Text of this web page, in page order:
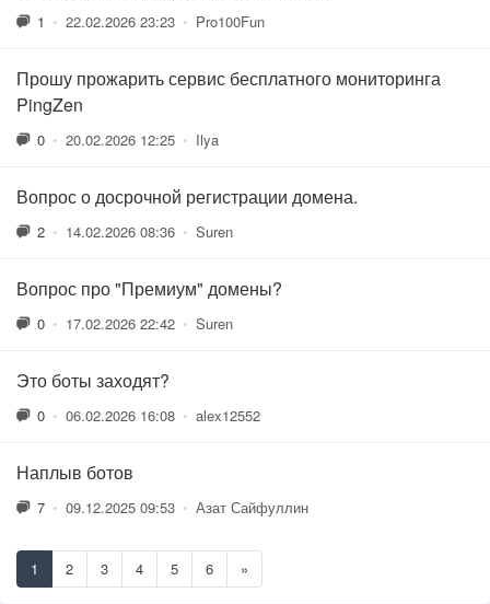
1 • 22.02.2026 23:23 • Pro100Fun
Прошу прожарить сервис бесплатного мониторинга
PingZen
0 • 20.02.2026 12:25 • Ilya
Вопрос о досрочной регистрации домена.
2 • 14.02.2026 08:36 • Suren
Вопрос про "Премиум" домены?
0 • 17.02.2026 22:42 • Suren
Это боты заходят?
0 • 06.02.2026 16:08 • alex12552
Наплыв ботов
7 • 09.12.2025 09:53 • Азат Сайфуллин
1 2 3 4 5 6 »